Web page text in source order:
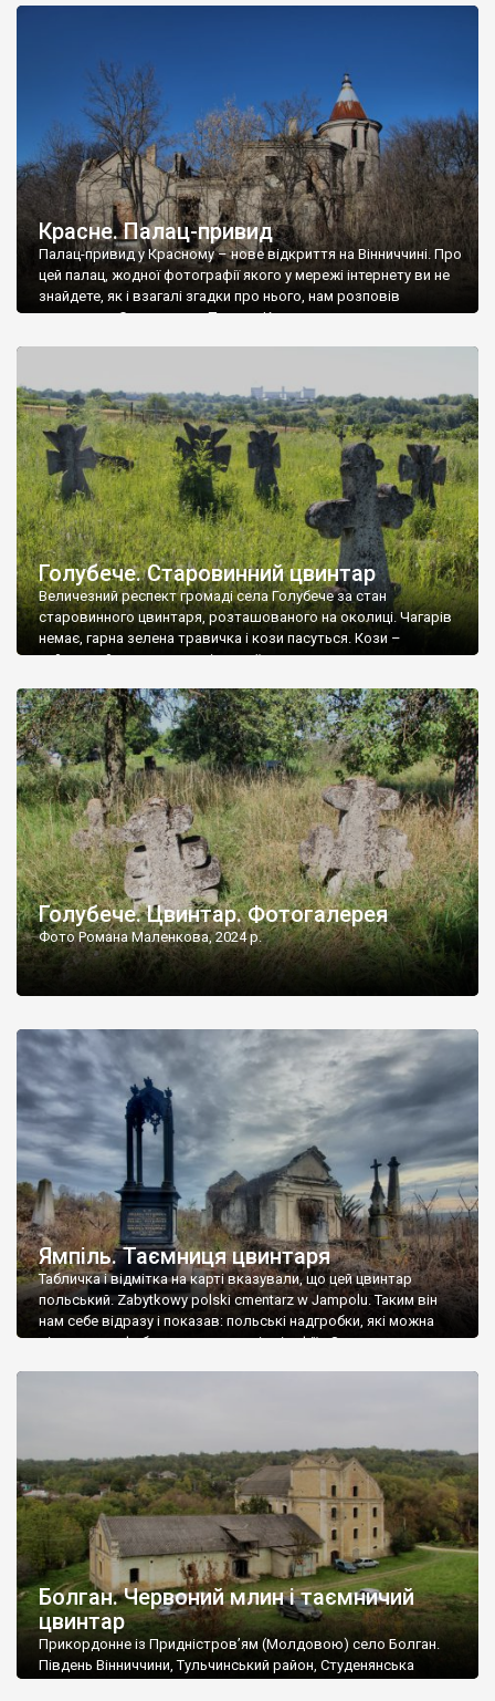
Красне. Палац-привид
Палац-привид у Красному – нове відкриття на Вінниччині. Про
цей палац, жодної фотографії якого у мережі інтернету ви не
знайдете, як і взагалі згадки про нього, нам розповів
мешканець Самгородка. Палац у Красному вразив не лише
Голубече. Старовинний цвинтар
Величезний респект громаді села Голубече за стан
старовинного цвинтаря, розташованого на околиці. Чагарів
немає, гарна зелена травичка і кози пасуться. Кози –
найкращий регулятор шкідливої, для старих кладовищ,
бруньками, кози ті бруньки обгризають, бо то улюблений
делікатес. На цвинтарі у Голубечому ціла колекція
різноманітних форм хрестів. Село відносно невелике, […]
Голубече. Цвинтар. Фотогалерея
Фото Романа Маленкова, 2024 р.
Ямпіль. Таємниця цвинтаря
Табличка і відмітка на карті вказували, що цей цвинтар
польський. Zabytkowy polski cmentarz w Jampolu. Таким він
нам себе відразу і показав: польські надгробки, які можна
віднести до фабричних, польські епітафії… Загалом цвинтар
Болган. Червоний млин і таємничий
цвинтар
Прикордонне із Придністров’ям (Молдовою) село Болган.
Південь Вінниччини, Тульчинський район, Студенянська